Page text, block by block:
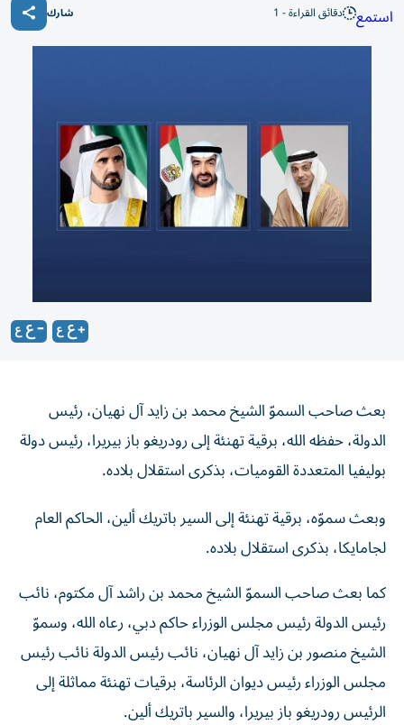
استمع دقائق القراءة - 1 شارك
بعث صاحب السموّ الشيخ محمد بن زايد آل نهيان، رئيس
الدولة، حفظه الله، برقية تهنئة إلى رودريغو باز بيريرا، رئيس دولة
بوليفيا المتعددة القوميات، بذكرى استقلال بلاده.
وبعث سموّه، برقية تهنئة إلى السير باتريك ألين، الحاكم العام
لجامايكا، بذكرى استقلال بلاده.
كما بعث صاحب السموّ الشيخ محمد بن راشد آل مكتوم، نائب
رئيس الدولة رئيس مجلس الوزراء حاكم دبي، رعاه الله، وسموّ
الشيخ منصور بن زايد آل نهيان، نائب رئيس الدولة نائب رئيس
مجلس الوزراء رئيس ديوان الرئاسة، برقيات تهنئة مماثلة إلى
الرئيس رودريغو باز بيريرا، والسير باتريك ألين.